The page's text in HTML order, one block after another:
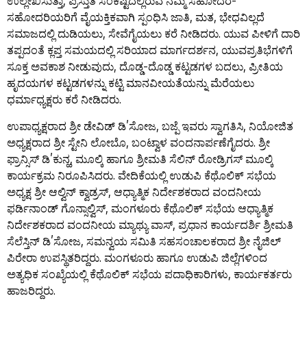
ಸಹೋದರಿಯರಿಗೆ ವೈಯಕ್ತಿಕವಾಗಿ ಸ್ಪಂಧಿಸಿ ಜಾತಿ, ಮತ, ಭೇಧವಿಲ್ಲದೆ
ಸಮಾಜದಲ್ಲಿ ದುಡಿಯಲು, ಸೇವೆಗೈಯಲು ಕರೆ ನೀಡಿದರು. ಯುವ ಪೀಳಿಗೆ ದಾರಿ
ತಪ್ಪದಂತೆ ಕ್ಲಪ್ತ ಸಮಯದಲ್ಲಿ ಸರಿಯಾದ ಮಾರ್ಗದರ್ಶನ, ಯುವಪ್ರತಿಭೆಗಳಿಗೆ
ಸೂಕ್ತ ಅವಕಾಶ ನೀಡುವುದು, ದೊಡ್ಡ-ದೊಡ್ಡ ಕಟ್ಟಡಗಳ ಬದಲು, ಪ್ರೀತಿಯ
ಹೃದಯಗಳ ಕಟ್ಟಡಗಳನ್ನು ಕಟ್ಟಿ ಮಾನವೀಯತೆಯನ್ನು ಮೆರೆಯಲು
ಧರ್ಮಾಧ್ಯಕ್ಷರು ಕರೆ ನೀಡಿದರು.
ಉಪಾಧ್ಯಕ್ಷರಾದ ಶ್ರೀ ಡೇವಿಡ್ ಡಿ’ಸೋಜ, ಬಜ್ಪೆ ಇವರು ಸ್ವಾಗತಿಸಿ, ನಿಯೋಜಿತ
ಅಧ್ಯಕ್ಷರಾದ ಶ್ರೀ ಸ್ಟೇನಿ ಲೋಬೊ, ಬಂಟ್ವಾಳ ವಂದನಾರ್ಪಣೆಗೈದರು. ಶ್ರೀ
ಫ್ರಾನ್ಸಿಸ್ ಡಿ’ಕುನ್ಹ, ಮೂಲ್ಕಿ ಹಾಗೂ ಶ್ರೀಮತಿ ಸೆಲಿನ್ ರೋಡ್ರಿಗಸ್ ಮೂಲ್ಕಿ
ಕಾರ್ಯಕ್ರಮ ನಿರೂಪಿಸಿದರು. ವೇದಿಕೆಯಲ್ಲಿ ಉಡುಪಿ ಕೆಥೊಲಿಕ್ ಸಭೆಯ
ಅಧ್ಯಕ್ಷ ಶ್ರೀ ಆಲ್ವಿನ್ ಕ್ವಾಡ್ರಸ್, ಆಧ್ಯಾತ್ಮಿಕ ನಿರ್ದೇಶಕರಾದ ವಂದನೀಯ
ಫರ್ಡಿನಾಂಡ್ ಗೊನ್ಸಾಲ್ವಿಸ್, ಮಂಗಳೂರು ಕೆಥೊಲಿಕ್ ಸಭೆಯ ಆಧ್ಯಾತ್ಮಿಕ
ನಿರ್ದೇಶಕರಾದ ವಂದನೀಯ ಮ್ಯಾಥ್ಯು ವಾಸ್, ಪ್ರಧಾನ ಕಾರ್ಯದರ್ಶಿ ಶ್ರೀಮತಿ
ಸೆಲೆಸ್ತಿನ್ ಡಿ’ಸೋಜ, ಸಮನ್ವಯ ಸಮಿತಿ ಸಹಸಂಚಾಲಕರಾದ ಶ್ರೀ ನೈಜಿಲ್
ಪಿರೇರಾ ಉಪಸ್ಥಿತರಿದ್ದರು. ಮಂಗಳೂರು ಹಾಗೂ ಉಡುಪಿ ಜಿಲ್ಲೆಗಳಿಂದ
ಅತ್ಯಧಿಕ ಸಂಖ್ಯೆಯಲ್ಲಿ ಕೆಥೊಲಿಕ್ ಸಭೆಯ ಪದಾಧಿಕಾರಿಗಳು, ಕಾರ್ಯಕರ್ತರು
ಹಾಜರಿದ್ದರು.